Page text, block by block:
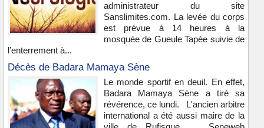
administrateur du site
Sanslimites.com. La levée du corps
est prévue à 14 heures à la
mosquée de Gueule Tapée suivie de
l’enterrement à...
Décès de Badara Mamaya Sène
Le monde sportif en deuil. En effet,
Badara Mamaya Sène a tiré sa
révérence, ce lundi. L'ancien arbitre
international a été aussi maire de la